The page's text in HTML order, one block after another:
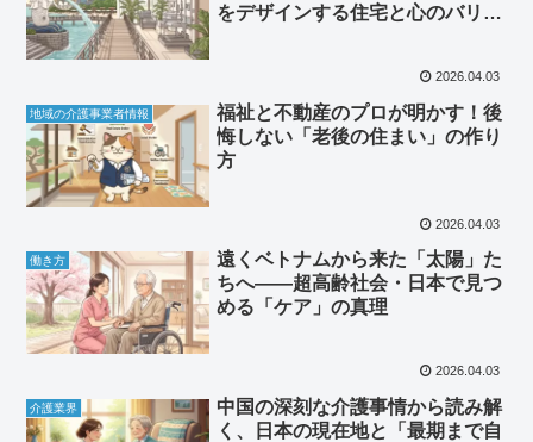
をデザインする住宅と心のバリア
2026.04.03
地域の介護事業者情報
福祉と不動産のプロが明かす！後
悔しない「老後の住まい」の作り
方
2026.04.03
働き方
遠くベトナムから来た「太陽」た
ちへ――超高齢社会・日本で見つ
める「ケア」の真理
2026.04.03
介護業界
中国の深刻な介護事情から読み解
く、日本の現在地と「最期まで自